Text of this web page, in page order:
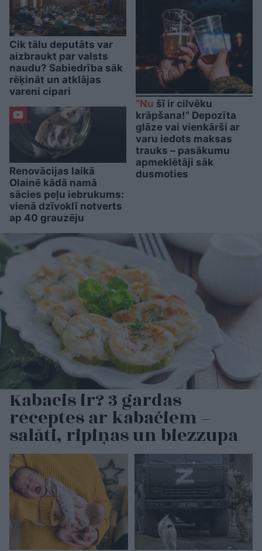
Cik tālu deputāts var
aizbraukt par valsts
naudu? Sabiedrība sāk
rēķināt un atklājas
vareni cipari
Renovācijas laikā
Olainē kādā namā
sācies peļu iebrukums:
vienā dzīvoklī notverts
ap 40 grauzēju
“Nu šī ir cilvēku
krāpšana!” Depozīta
glāze vai vienkārši ar
varu iedots maksas
trauks – pasākumu
apmeklētāji sāk
dusmoties
Kabacis ir? 3 gardas
receptes ar kabačiem –
salāti, ripiņas un biezzupa